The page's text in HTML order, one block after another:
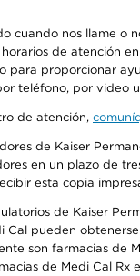
cuando nos llame
de atención
para proporcionar
teléfono, por video
de atención,
de Kaiser
en un plazo de
esta copia
de Kaiser
pueden
son farmacias
de Medi Cal Rx